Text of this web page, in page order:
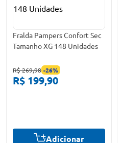
Fralda Pampers Confort Sec
Tamanho XG 148 Unidades
R$ 269,98 -26%
R$ 199,90
Adicionar